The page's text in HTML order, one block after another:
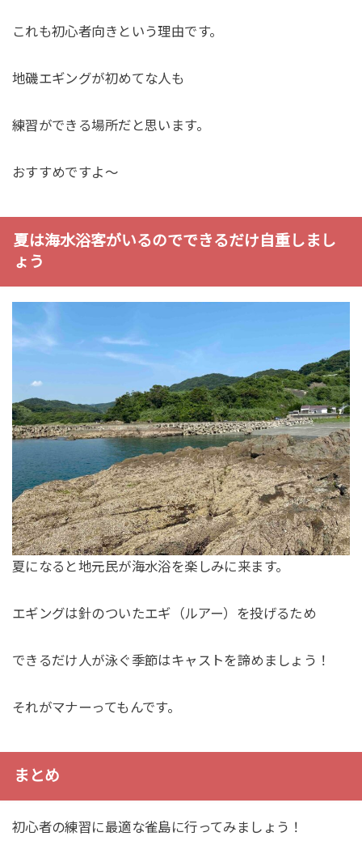
これも初心者向きという理由です。
地磯エギングが初めてな人も
練習ができる場所だと思います。
おすすめですよ～
夏は海水浴客がいるのでできるだけ自重しまし
ょう
夏になると地元民が海水浴を楽しみに来ます。
エギングは針のついたエギ（ルアー）を投げるため
できるだけ人が泳ぐ季節はキャストを諦めましょう！
それがマナーってもんです。
まとめ
初心者の練習に最適な雀島に行ってみましょう！